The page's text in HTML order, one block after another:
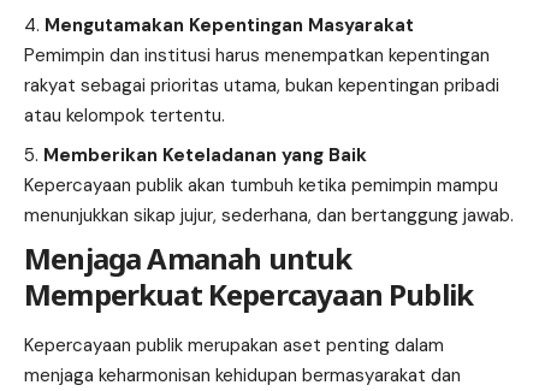
Mengutamakan Kepentingan Masyarakat
Pemimpin dan institusi harus menempatkan kepentingan
rakyat sebagai prioritas utama, bukan kepentingan pribadi
atau kelompok tertentu.
Memberikan Keteladanan yang Baik
Kepercayaan publik akan tumbuh ketika pemimpin mampu
menunjukkan sikap jujur, sederhana, dan bertanggung jawab.
Menjaga Amanah untuk
Memperkuat Kepercayaan Publik
Kepercayaan publik merupakan aset penting dalam
menjaga keharmonisan kehidupan bermasyarakat dan